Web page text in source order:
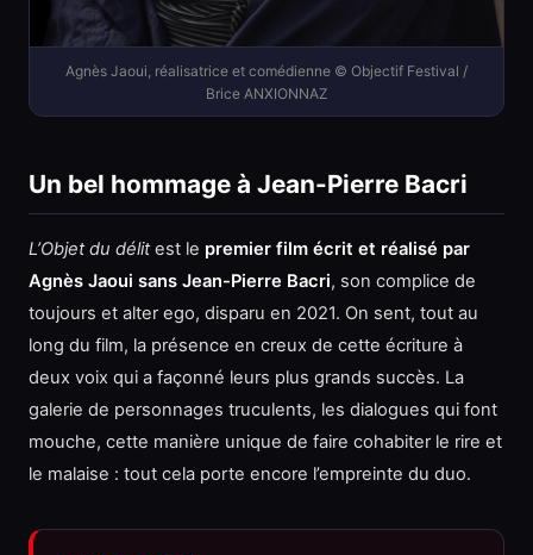
Agnès Jaoui, réalisatrice et comédienne © Objectif Festival /
Brice ANXIONNAZ
Un bel hommage à Jean-Pierre Bacri
L’Objet du délitest le premier film écrit et réalisé par
Agnès Jaoui sans Jean-Pierre Bacri, son complice de
toujours et alter ego, disparu en 2021. On sent, tout au
long du film, la présence en creux de cette écriture à
deux voix qui a façonné leurs plus grands succès. La
galerie de personnages truculents, les dialogues qui font
mouche, cette manière unique de faire cohabiter le rire et
le malaise : tout cela porte encore l’empreinte du duo.